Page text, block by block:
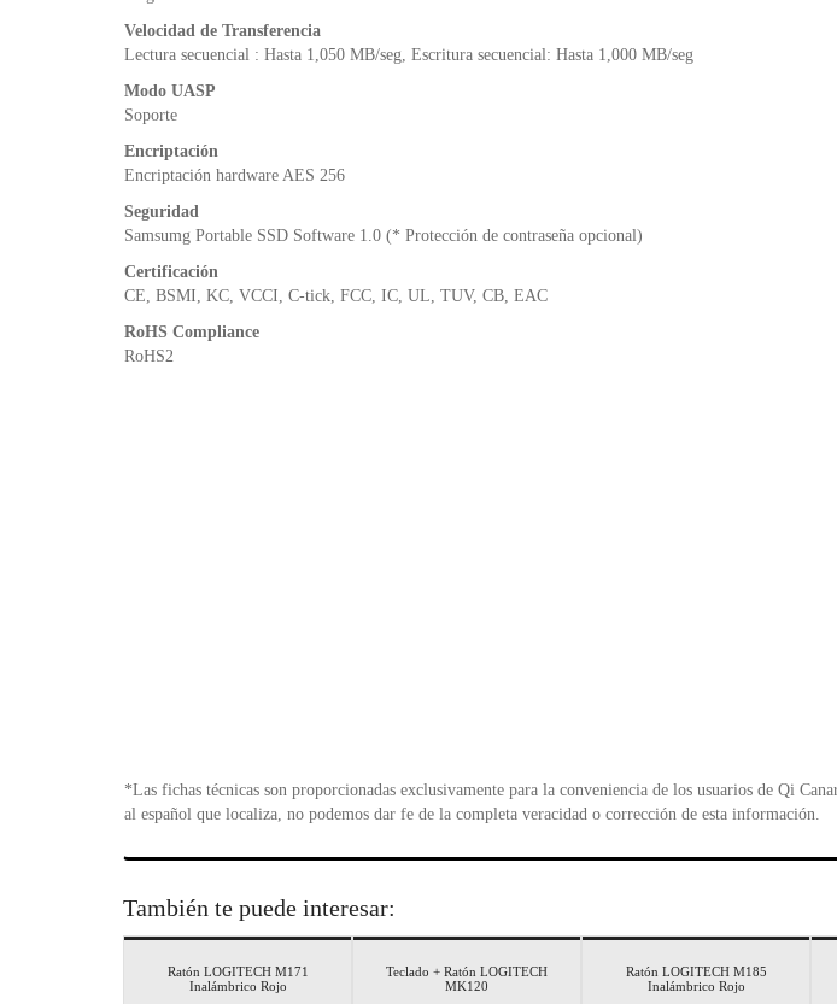
Velocidad de Transferencia
Lectura secuencial : Hasta 1,050 MB/seg, Escritura secuencial: Hasta 1,000 MB/seg
Modo UASP
Soporte
Encriptación
Encriptación hardware AES 256
Seguridad
Samsumg Portable SSD Software 1.0 (* Protección de contraseña opcional)
Certificación
CE, BSMI, KC, VCCI, C-tick, FCC, IC, UL, TUV, CB, EAC
RoHS Compliance
RoHS2
*Las fichas técnicas son proporcionadas exclusivamente para la conveniencia de los usuarios de Qi
al español que localiza, no podemos dar fe de la completa veracidad o corrección de esta información.
También te puede interesar:
Ratón LOGITECH M171
Inalámbrico Rojo
Teclado + Ratón LOGITECH
MK120
Ratón LOGITECH M185
Inalámbrico Rojo